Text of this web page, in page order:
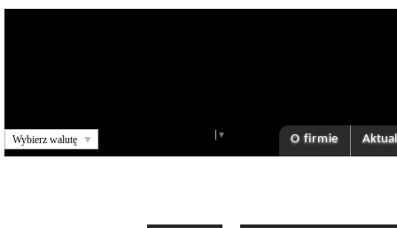
Wybierz walutę ▼ ▼ O firmie